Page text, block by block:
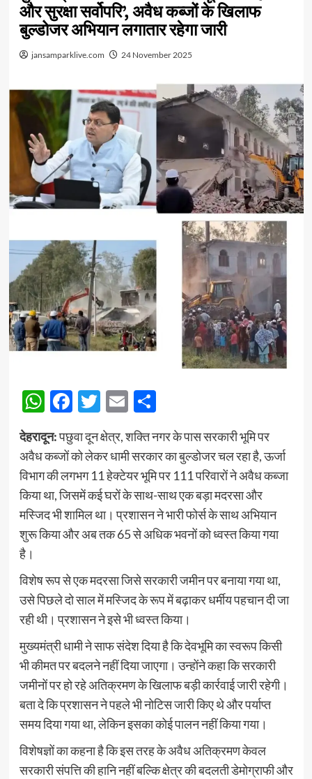
और सुरक्षा सर्वोपरि’, अवैध कब्जों के खिलाफ
बुल्डोजर अभियान लगातार रहेगा जारी
jansamparklive.com 24 November 2025
WhatsApp
Facebook
Twitter
EmailShare
देहरादून:पछुवा दून क्षेत्र, शक्ति नगर के पास सरकारी भूमि पर
अवैध कब्जों को लेकर धामी सरकार का बुल्डोजर चल रहा है, ऊर्जा
विभाग की लगभग 11 हेक्टेयर भूमि पर 111 परिवारों ने अवैध कब्जा
किया था, जिसमें कई घरों के साथ-साथ एक बड़ा मदरसा और
मस्जिद भी शामिल था। प्रशासन ने भारी फोर्स के साथ अभियान
शुरू किया और अब तक 65 से अधिक भवनों को ध्वस्त किया गया
है।
विशेष रूप से एक मदरसा जिसे सरकारी जमीन पर बनाया गया था,
उसे पिछले दो साल में मस्जिद के रूप में बढ़ाकर धर्मीय पहचान दी जा
रही थी। प्रशासन ने इसे भी ध्वस्त किया।
मुख्यमंत्री धामी ने साफ संदेश दिया है कि देवभूमि का स्वरूप किसी
भी कीमत पर बदलने नहीं दिया जाएगा। उन्होंने कहा कि सरकारी
जमीनों पर हो रहे अतिक्रमण के खिलाफ बड़ी कार्रवाई जारी रहेगी।
बता दे कि प्रशासन ने पहले भी नोटिस जारी किए थे और पर्याप्त
समय दिया गया था, लेकिन इसका कोई पालन नहीं किया गया।
विशेषज्ञों का कहना है कि इस तरह के अवैध अतिक्रमण केवल
सरकारी संपत्ति की हानि नहीं बल्कि क्षेत्र की बदलती डेमोग्राफी और